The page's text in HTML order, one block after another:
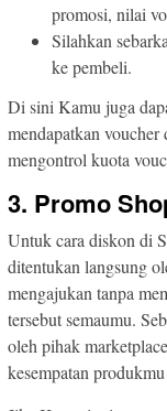
promosi, nilai
Silahkan
ke pembeli.
Di sini Kamu juga
mendapatkan
mengontrol kuota
3. Promo
Untuk cara diskon di
ditentukan langsung
mengajukan tanpa
tersebut semaumu.
oleh pihak
kesempatan